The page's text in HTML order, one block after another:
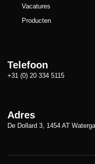
Vacatures
Producten
Telefoon
+31 (0) 20 334 5115
Adres
De Dollard 3, 1454 AT